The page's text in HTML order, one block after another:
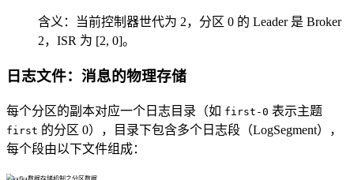
含义：当前控制器世代为 2，分区 0 的 Leader 是 Broker
2，ISR 为 [2, 0]。
日志文件：消息的物理存储
每个分区的副本对应一个日志目录（如 first-0 表示主题
first 的分区 0），目录下包含多个日志段（LogSegment），
每个段由以下文件组成：